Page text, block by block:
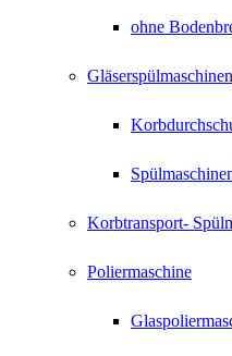
ohne
Gläserspülmaschinen
Korbtransport-
Poliermaschine